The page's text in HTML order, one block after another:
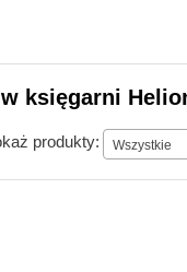
księgarni
produkty: Wszystkie